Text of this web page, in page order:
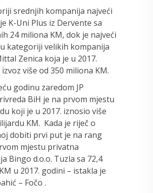
srednjih kompanija najveći
K-Uni Plus iz Dervente sa
24 miliona KM, dok je najveći
kategoriji velikih kompanija
Zenica koja je u 2017.
više od 350 miliona KM.
godinu zaredom JP
BiH je na prvom mjestu
koji je u 2017. iznosio više
KM. Kada je riječ o
dobiti prvi put je na rang
mjestu privatna
Bingo d.o.o. Tuzla sa 72,4
u 2017. godini – istakla je
– Fočo .